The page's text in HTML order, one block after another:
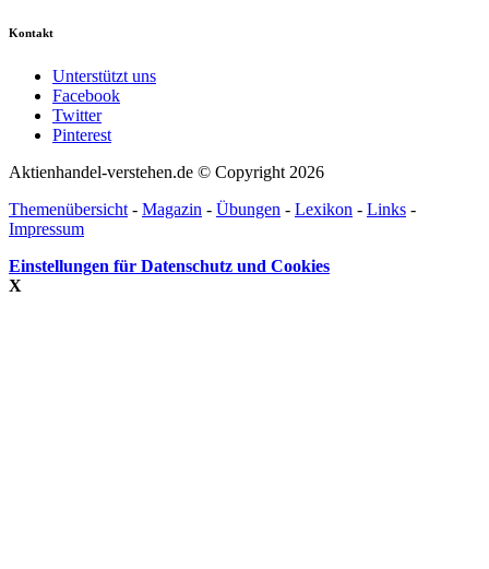
Kontakt
Unterstützt uns
Facebook
Twitter
Pinterest
Aktienhandel-verstehen.de © Copyright 2026
Themenübersicht - Magazin - Übungen - Lexikon - Links -
Impressum
Einstellungen für Datenschutz und Cookies
X